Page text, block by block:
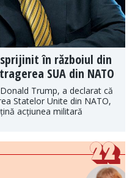
în războiul din
SUA din NATO
Trump, a declarat că
Statelor Unite din NATO,
acțiunea militară